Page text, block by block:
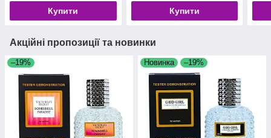
Купити Купити
мл
Акційні пропозиції та новинки
–19% Новинка –19%